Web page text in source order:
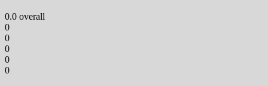
0.0 overall
0
0
0
0
0